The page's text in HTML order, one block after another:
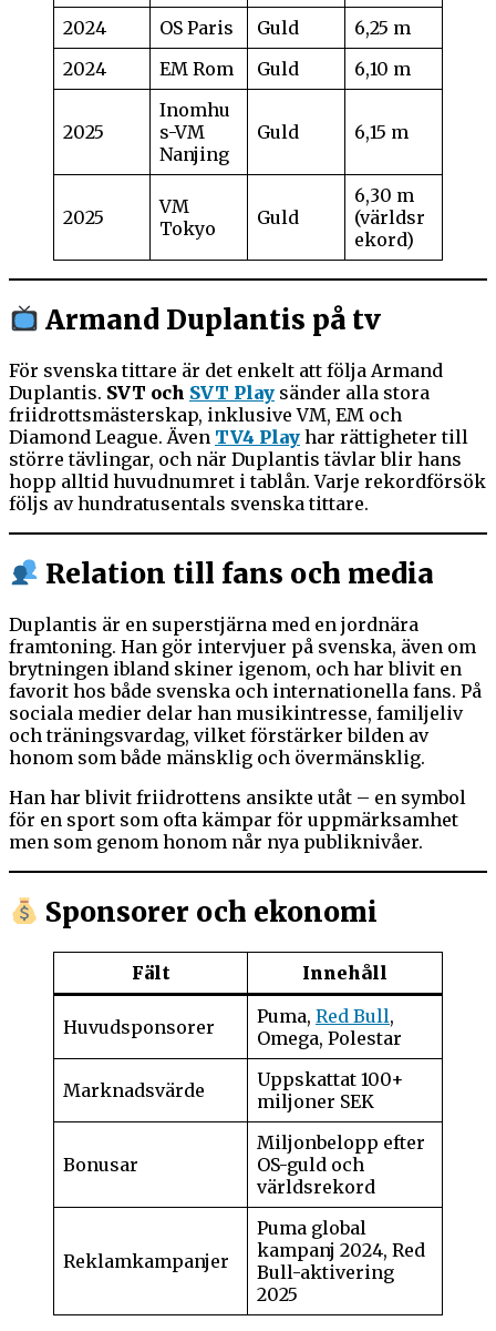
2024 OS Paris Guld
6,25 m
2024
EM Rom Guld 6,10 m
2025
Inomhu
s-VM
Nanjing
Guld 6,15 m
2025
VM
Tokyo
Guld
6,30 m
(världsr
ekord)
Armand Duplantis på tv
För svenska tittare är det enkelt att följa Armand
Duplantis. SVT och SVT Play sänder alla stora
friidrottsmästerskap, inklusive VM, EM och
Diamond League. Även TV4 Play har rättigheter till
större tävlingar, och när Duplantis tävlar blir hans
hopp alltid huvudnumret i tablån. Varje rekordförsök
följs av hundratusentals svenska tittare.
Relation till fans och media
Duplantis är en superstjärna med en jordnära
framtoning. Han gör intervjuer på svenska, även om
brytningen ibland skiner igenom, och har blivit en
favorit hos både svenska och internationella fans. På
sociala medier delar han musikintresse, familjeliv
och träningsvardag, vilket förstärker bilden av
honom som både mänsklig och övermänsklig.
Han har blivit friidrottens ansikte utåt – en symbol
för en sport som ofta kämpar för uppmärksamhet
men som genom honom når nya publiknivåer.
Sponsorer och ekonomi
Fält Innehåll
Huvudsponsorer Puma, Red Bull,
Omega, Polestar
Marknadsvärde
Uppskattat 100+
miljoner SEK
Bonusar
Miljonbelopp efter
OS-guld och
världsrekord
Reklamkampanjer
Puma global
kampanj 2024, Red
Bull-aktivering
2025